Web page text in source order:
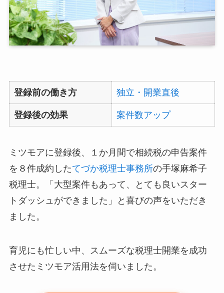
登録前の働き方 独立・開業直後
登録後の効果 案件数アップ
ミツモアに登録後、１か月間で相続税の申告案件
を８件成約したてづか税理士事務所の手塚麻希子
税理士。「大型案件もあって、とても良いスター
トダッシュができました」と喜びの声をいただき
ました。
育児にも忙しい中、スムーズな税理士開業を成功
させたミツモア活用法を伺いました。